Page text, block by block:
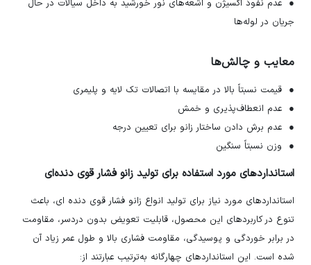
● عدم نفوذ اکسیژن و اشعه‌های نور خورشید به داخل سیالات در حال
جریان در لوله‌ها
معایب و چالش‌ها
● قیمت نسبتاً بالا در مقایسه با اتصالات تک لایه و پلیمری
● عدم انعطاف‌پذیری و خمش
● عدم برش دادن ساختار زانو برای تعیین درجه
● وزن نسبتاً سنگین
استانداردهای مورد استفاده برای تولید زانو فشار قوی دنده‌ای
استانداردهای مورد نیاز برای تولید انواع زانو فشار قوی دنده ای، باعث
تنوع در کاربردهای این محصول، قابلیت تعویض بدون دردسر، مقاومت
در برابر خوردگی و پوسیدگی، مقاومت فشاری بالا و طول عمر زیاد آن
شده است. این استانداردهای چهار‌گانه به‌ترتیب عبارتند از: